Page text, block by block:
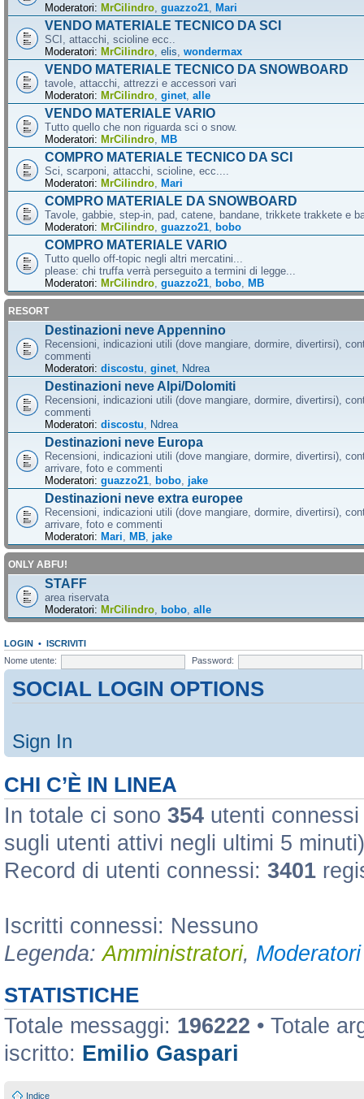
Moderatori: MrCilindro guazzo21 Mari
VENDO MATERIALE TECNICO DA SCI
SCI, attacchi, scioline ecc..
Moderatori: MrCilindro elis wondermax
VENDO MATERIALE TECNICO DA SNOWBOARD
tavole, attacchi, attrezzi e accessori vari
Moderatori: MrCilindro ginet alle
VENDO MATERIALE VARIO
Tutto quello che non riguarda sci o snow.
Moderatori: MrCilindro MB
COMPRO MATERIALE TECNICO DA SCI
Sci, scarponi, attacchi, scioline, ecc....
Moderatori: MrCilindro Mari
COMPRO MATERIALE DA SNOWBOARD
Tavole, gabbie, step-in, pad, catene, bandane, trikkete trakkete e
Moderatori: MrCilindro guazzo21 bobo
COMPRO MATERIALE VARIO
Tutto quello off-topic negli altri mercatini...
please: chi truffa verrà perseguito a termini di legge...
Moderatori: MrCilindro guazzo21 bobo MB
RESORT
Destinazioni neve Appennino
Recensioni, indicazioni utili (dove mangiare, dormire, divertirsi),
commenti
Moderatori: discostu ginet Ndrea
Destinazioni neve Alpi/Dolomiti
Recensioni, indicazioni utili (dove mangiare, dormire, divertirsi),
commenti
Moderatori: discostu Ndrea
Destinazioni neve Europa
Recensioni, indicazioni utili (dove mangiare, dormire, divertirsi),
arrivare, foto e commenti
Moderatori: guazzo21 bobo jake
Destinazioni neve extra europee
Recensioni, indicazioni utili (dove mangiare, dormire, divertirsi),
arrivare, foto e commenti
Moderatori: Mari MB jake
ONLY ABFU!
STAFF
area riservata
Moderatori: MrCilindro bobo alle
LOGIN • ISCRIVITI
Nome utente:
Password:
SOCIAL LOGIN OPTIONS
Sign In
CHI C’È IN LINEA
In totale ci sono 354 utenti
sugli utenti attivi negli ultimi 5 minuti)
Record di utenti connessi: 3401
Iscritti connessi: Nessuno
Legenda:Amministratori,
STATISTICHE
Totale messaggi: 196222 • Totale
iscritto: Emilio Gaspari
Indice